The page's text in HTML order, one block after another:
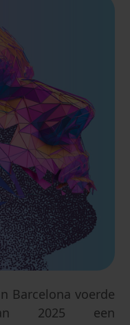
Barcelona voerde
2025 een